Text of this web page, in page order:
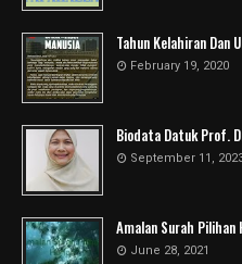
Tahun Kelahiran Dan
February 19, 2020
Biodata Datuk Prof.
September 11,
Amalan Surah Pilihan
June 28, 2021